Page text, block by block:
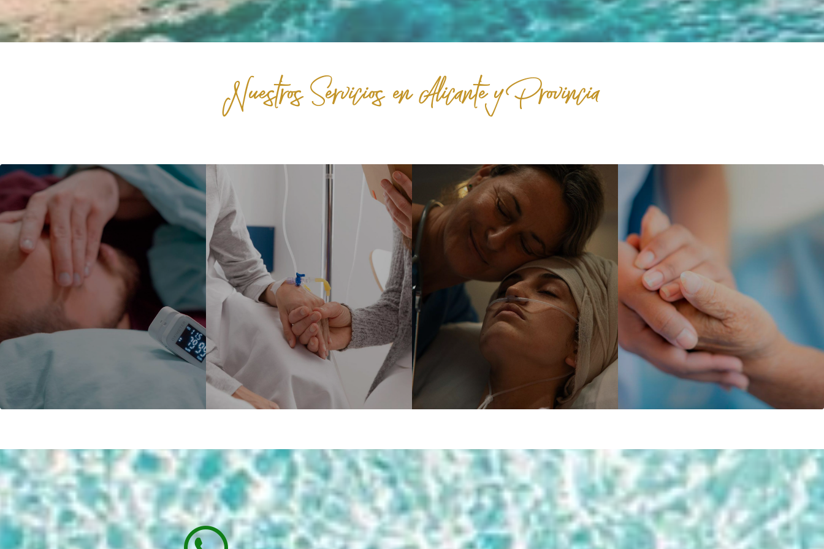
Nuestros Servicios en Alicante y Provincia